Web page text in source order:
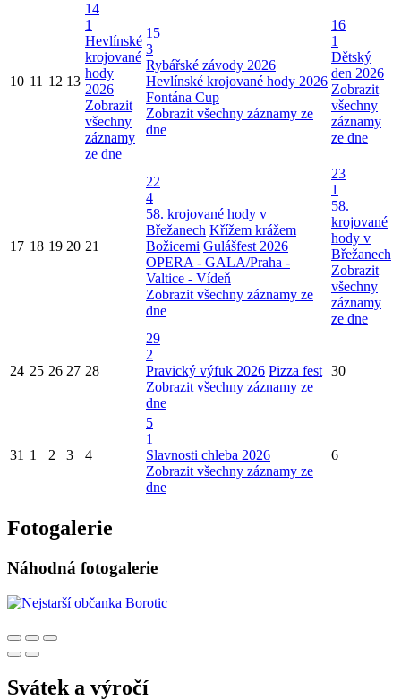
10 11 12 13
14
1
Hevlínské
krojované
hody
2026
Zobrazit
všechny
záznamy
ze dne
15
3
Rybářské závody 2026
Hevlínské krojované hody 2026
Fontána Cup
Zobrazit všechny záznamy ze
dne
16
1
Dětský
den 2026
Zobrazit
všechny
záznamy
ze dne
17 18 19 20 21
22
4
58. krojované hody v
Břežanech Křížem krážem
Božicemi Gulášfest 2026
OPERA - GALA/Praha -
Valtice - Vídeň
Zobrazit všechny záznamy ze
dne
23
1
58.
krojované
hody v
Břežanech
Zobrazit
všechny
záznamy
ze dne
24 25 26 27 28
29
2
Pravický výfuk 2026 Pizza fest
Zobrazit všechny záznamy ze
dne
30
31 1 2 3 4
5
1
Slavnosti chleba 2026
Zobrazit všechny záznamy ze
dne
6
Fotogalerie
Náhodná fotogalerie
Svátek a výročí